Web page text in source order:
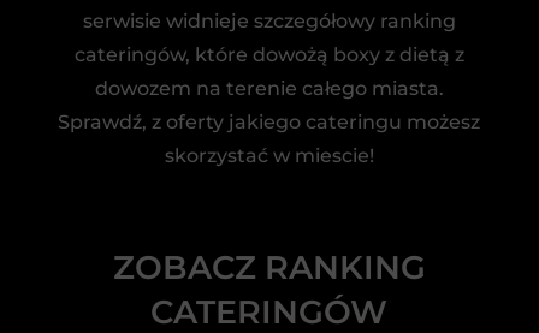
serwisie widnieje szczegółowy ranking
cateringów, które dowożą boxy z dietą z
dowozem na terenie całego miasta.
Sprawdź, z oferty jakiego cateringu możesz
skorzystać w miescie!
ZOBACZ RANKING
CATERINGÓW